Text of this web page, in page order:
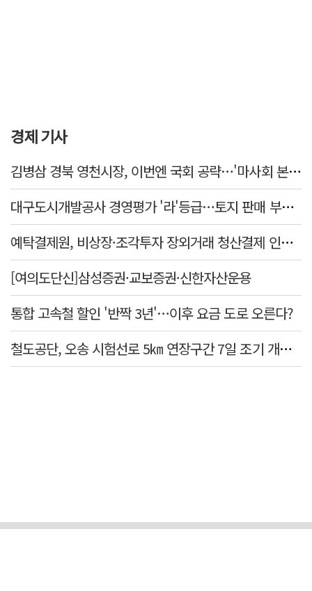
경제 기사
김병삼 경북 영천시장, 이번엔 국회 공략…'마사회 본사 이전·광역교통망 확충' 요청
대구도시개발공사 경영평가 '라'등급…토지 판매 부진에 1년 만에 두 단계 '뚝'
예탁결제원, 비상장·조각투자 장외거래 청산결제 인프라 구축 착수…연내 가동
[여의도단신]삼성증권·교보증권·신한자산운용
통합 고속철 할인 '반짝 3년'…이후 요금 도로 오른다?
철도공단, 오송 시험선로 5㎞ 연장구간 7일 조기 개통…LA 메트로 사업 지원